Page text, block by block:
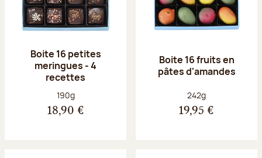
Boite 16 petites
meringues - 4
recettes
Poids net :
190g
18,90 €
Boite 16 fruits en
pâtes d'amandes
Poids net :
242g
19,95 €